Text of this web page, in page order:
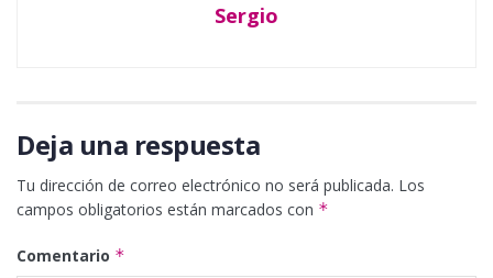
Sergio
Deja una respuesta
Tu dirección de correo electrónico no será publicada. Los
campos obligatorios están marcados con *
Comentario *